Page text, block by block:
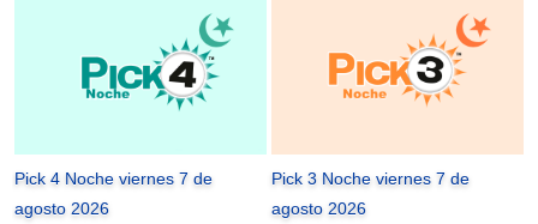
Pick 4 Noche viernes 7 de
agosto 2026
Pick 3 Noche viernes 7 de
agosto 2026